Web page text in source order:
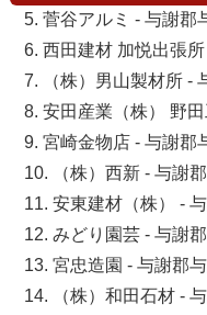
5. 菅谷アルミ - 与謝郡
6. 西田建材 加悦出張
7. （株）男山製材所 -
8. 安田産業（株） 野
9. 宮崎金物店 - 与謝郡
10. （株）西新 - 与謝
11. 安東建材（株） -
12. みどり園芸 - 与謝
13. 宮忠造園 - 与謝郡
14. （株）和田石材 -